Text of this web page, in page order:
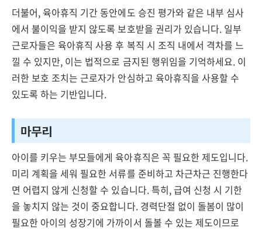
더불어, 육아휴직 기간 동안에도 승진 평가와 같은 내부 심사
에서 불이익을 받지 않도록 보호받을 권리가 있습니다. 일부
근로자들은 육아휴직 사용 후 복직 시 조직 내에서 격차를 느
낄 수 있지만, 이는 법적으로 금지된 행위임을 기억하세요. 이
러한 보호 조치는 근로자가 안심하고 육아휴직을 사용할 수
있도록 하는 기반입니다.
마무리
아이를 키우는 부모들에게 육아휴직은 꼭 필요한 제도입니다.
미리 계획을 세워 필요한 서류를 준비하고 차근차근 진행한다
면 어렵지 않게 신청할 수 있습니다. 특히, 급여 신청 시 기한
을 놓치지 않는 것이 중요합니다. 경력단절 없이 돌봄이 많이
필요한 아이의 성장기에 가까이서 돌볼 수 있는 제도이므로